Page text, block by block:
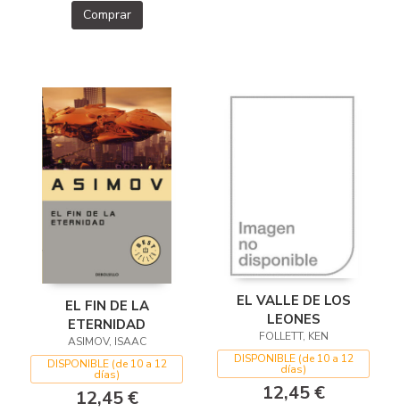
Comprar
EL FIN DE LA
ETERNIDAD
ASIMOV, ISAAC
DISPONIBLE (de 10 a 12
días)
12,45 €
EL VALLE DE LOS
LEONES
FOLLETT, KEN
DISPONIBLE (de 10 a 12
días)
12,45 €